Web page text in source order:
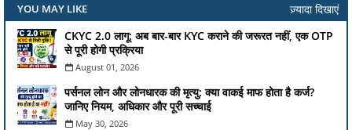
YOU MAY LIKE
ज़्यादा दिखाएं
CKYC 2.0 लागू: अब बार-बार KYC कराने की जरूरत नहीं, एक OTP
से पूरी होगी प्रक्रिया
August 01, 2026
पर्सनल लोन और लोनधारक की मृत्यु: क्या वाकई माफ होता है कर्ज?
जानिए नियम, अधिकार और पूरी सच्चाई
May 30, 2026